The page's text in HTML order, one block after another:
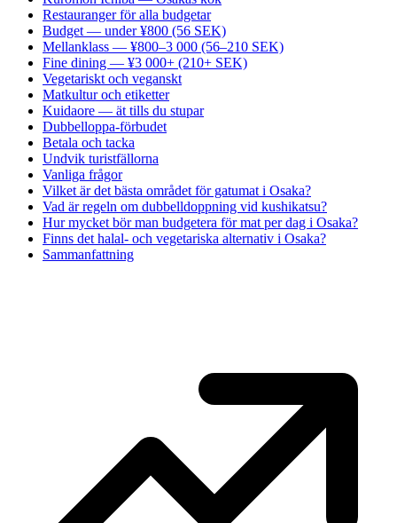
Restauranger för alla budgetar
Budget — under ¥800 (56 SEK)
Mellanklass — ¥800–3 000 (56–210 SEK)
Fine dining — ¥3 000+ (210+ SEK)
Vegetariskt och veganskt
Matkultur och etiketter
Kuidaore — ät tills du stupar
Dubbelloppa-förbudet
Betala och tacka
Undvik turistfällorna
Vanliga frågor
Vilket är det bästa området för gatumat i Osaka?
Vad är regeln om dubbelldoppning vid kushikatsu?
Hur mycket bör man budgetera för mat per dag i Osaka?
Finns det halal- och vegetariska alternativ i Osaka?
Sammanfattning